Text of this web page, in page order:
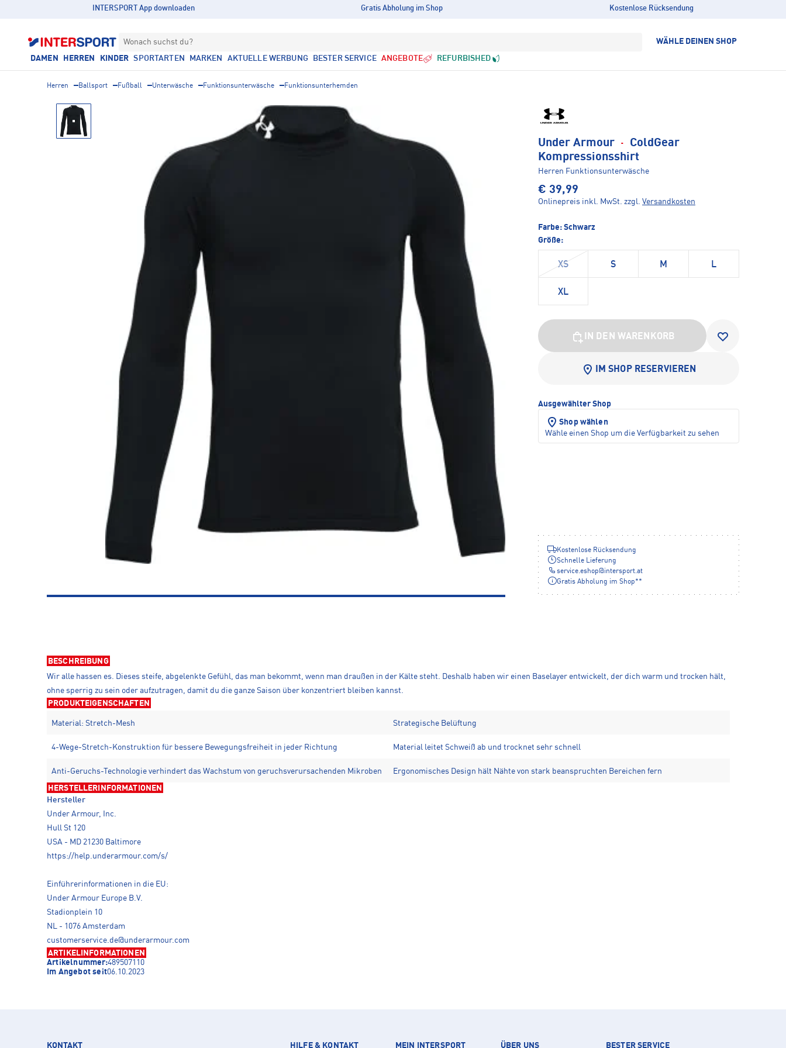
INTERSPORT App downloaden Gratis Abholung im Shop Kostenlose Rücksendung
Wonach suchst du? WÄHLE DEINEN SHOP
DAMEN HERREN KINDER SPORTARTEN MARKEN AKTUELLE WERBUNG BESTER SERVICE ANGEBOTE REFURBISHED
Herren Ballsport Fußball Unterwäsche Funktionsunterwäsche Funktionsunterhemden
Under Armour · ColdGear
Kompressionsshirt
Herren Funktionsunterwäsche
€ 39,99
Onlinepreis inkl. MwSt. zzgl. Versandkosten
Farbe: Schwarz
Größe:
XS S M L
XL
IN DEN WARENKORB
IM SHOP RESERVIEREN
Ausgewählter Shop
Shop wählen
Wähle einen Shop um die Verfügbarkeit zu sehen
Kostenlose Rücksendung
Schnelle Lieferung
service.eshop@intersport.at
Gratis Abholung im Shop**
BESCHREIBUNG
Wir alle hassen es. Dieses steife, abgelenkte Gefühl, das man bekommt, wenn man draußen in der Kälte steht. Deshalb haben wir einen Baselayer entwickelt, der dich warm und trocken hält,
ohne sperrig zu sein oder aufzutragen, damit du die ganze Saison über konzentriert bleiben kannst.
PRODUKTEIGENSCHAFTEN
Material: Stretch-Mesh Strategische Belüftung
4-Wege-Stretch-Konstruktion für bessere Bewegungsfreiheit in jeder Richtung Material leitet Schweiß ab und trocknet sehr schnell
Anti-Geruchs-Technologie verhindert das Wachstum von geruchsverursachenden Mikroben Ergonomisches Design hält Nähte von stark beanspruchten Bereichen fern
HERSTELLERINFORMATIONEN
Hersteller
Under Armour, Inc.
Hull St 120
USA - MD 21230 Baltimore
https://help.underarmour.com/s/
Einführerinformationen in die EU:
Under Armour Europe B.V.
Stadionplein 10
NL - 1076 Amsterdam
customerservice.de@underarmour.com
ARTIKELINFORMATIONEN
Artikelnummer:489507110
Im Angebot seit06.10.2023
KONTAKT HILFE & KONTAKT MEIN INTERSPORT ÜBER UNS BESTER SERVICE